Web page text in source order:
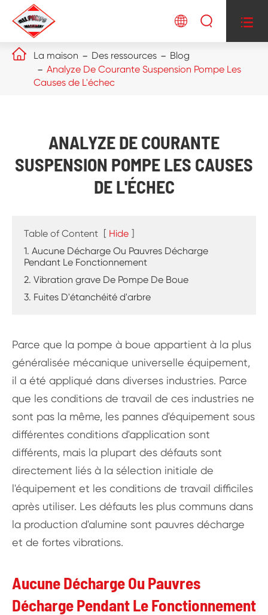
  
 La maison Des ressources
Blog
Analyze De Courante Suspension Pompe Les
Causes de L'échec
ANALYZE DE COURANTE
SUSPENSION POMPE LES CAUSES
DE L'ÉCHEC
Table of Content [ Hide ]
1. Aucune Décharge Ou Pauvres Décharge
Pendant Le Fonctionnement
2. Vibration grave De Pompe De Boue
3. Fuites D'étanchéité d'arbre
Parce que la pompe à boue appartient à la plus
généralisée mécanique universelle équipement,
il a été appliqué dans diverses industries. Parce
que les conditions de travail de ces industries ne
sont pas la même, les pannes d'équipement sous
différentes conditions d'application sont
différents, mais la plupart des défauts sont
directement liés à la sélection initiale de
l'équipement et les conditions de travail difficiles
après utiliser. Les défauts les plus communs dans
la production d'alumine sont pauvres décharge
et de fortes vibrations.
Aucune Décharge Ou Pauvres
Décharge Pendant Le Fonctionnement